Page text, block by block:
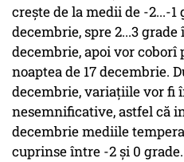
crește de la medii de -2...-1
decembrie, spre 2...3 grade
decembrie, apoi vor coborî
noaptea de 17 decembrie.
decembrie, variațiile vor fi
nesemnificative, astfel că
decembrie mediile
cuprinse între -2 și 0 grade.